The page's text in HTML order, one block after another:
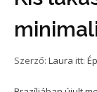
Szerző: Laura itt: